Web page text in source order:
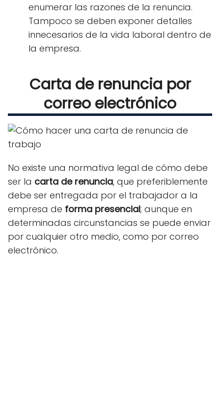
enumerar las razones de la renuncia.
Tampoco se deben exponer detalles
innecesarios de la vida laboral dentro de
la empresa.
Carta de renuncia por
correo electrónico
No existe una normativa legal de cómo debe
ser la carta de renuncia, que preferiblemente
debe ser entregada por el trabajador a la
empresa de forma presencial; aunque en
determinadas circunstancias se puede enviar
por cualquier otro medio, como por correo
electrónico.